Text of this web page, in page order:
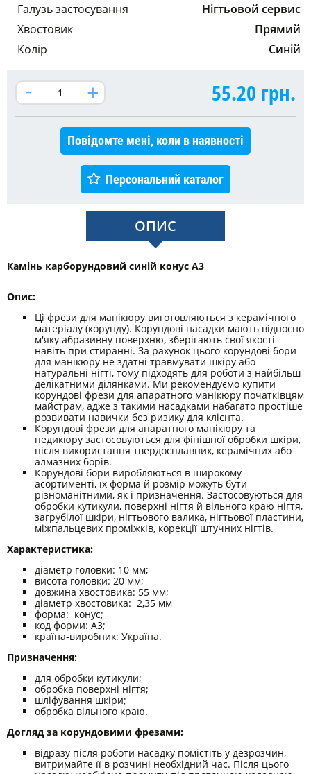
Галузь застосування
Нігтьовой сервис
Хвостовик
Прямий
Колір
Синій
55.20 грн.
Повідомте мені, коли в наявності
Персональний каталог
ОПИС
Камінь карборундовий синій конус А3
Опис:
Ці фрези для манікюру виготовляються з керамічного
матеріалу (корунду). Корундові насадки мають відносно
м'яку абразивну поверхню, зберігають свої якості
навіть при стиранні. За рахунок цього корундові бори
для манікюру не здатні травмувати шкіру або
натуральні нігті, тому підходять для роботи з найбільш
делікатними ділянками. Ми рекомендуємо купити
корундові фрези для апаратного манікюру початківцям
майстрам, адже з такими насадками набагато простіше
розвивати навички без ризику для клієнта.
Корундові фрези для апаратного манікюру та
педикюру застосовуються для фінішної обробки шкіри,
після використання твердосплавних, керамічних або
алмазних борів.
Корундові бори виробляються в широкому
асортименті, їх форма й розмір можуть бути
різноманітними, як і призначення. Застосовуються для
обробки кутикули, поверхні нігтя й вільного краю нігтя,
загрубілої шкіри, нігтьового валика, нігтьової пластини,
міжпальцевих проміжків, корекції штучних нігтів.
Характеристика:
діаметр головки: 10 мм;
висота головки: 20 мм;
довжина хвостовика: 55 мм;
діаметр хвостовика: 2,35 мм
форма: конус;
код форми: А3;
країна-виробник: Україна.
Призначення:
для обробки кутикули;
обробка поверхні нігтя;
шліфування шкіри;
обробка вільного краю.
Догляд за корундовими фрезами:
відразу після роботи насадку помістіть у дезрозчин,
витримайте її в розчині необхідний час. Після цього